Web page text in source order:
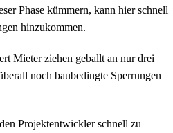
Phase kümmern, kann hier schnell
hinzukommen.
Mieter ziehen geballt an nur drei
noch baubedingte Sperrungen
Projektentwickler schnell zu